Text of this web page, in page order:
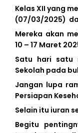
Kelas XII yang
(07/03/2025)
Mereka akan
10 – 17 Maret
Satu hari satu
Sekolah pada
Jangan lupa
Persiapan
Selain itu iuran
Begitu